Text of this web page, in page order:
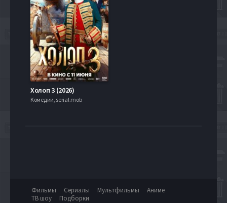
Холоп 3 (2026)
Комедии, serial.mob
Фильмы Сериалы Мультфильмы
Аниме
ТВ шоу
Подборки